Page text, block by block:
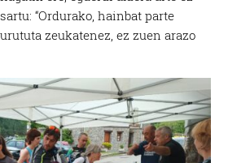
“Ordurako, hainbat parte
zeukatenez, ez zuen arazo